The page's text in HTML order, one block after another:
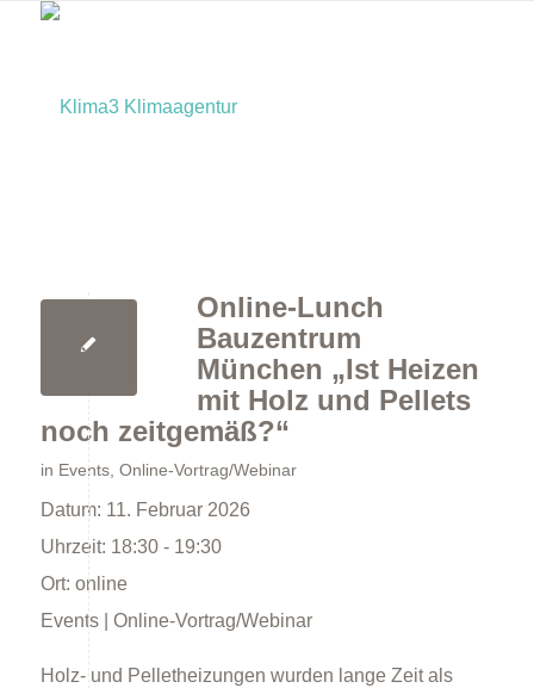
Online-Lunch
Bauzentrum
München „Ist Heizen
mit Holz und Pellets
noch zeitgemäß?“
in Events, Online-Vortrag/Webinar
Datum: 11. Februar 2026
Uhrzeit: 18:30 - 19:30
Ort: online
Events | Online-Vortrag/Webinar
Holz- und Pelletheizungen wurden lange Zeit als